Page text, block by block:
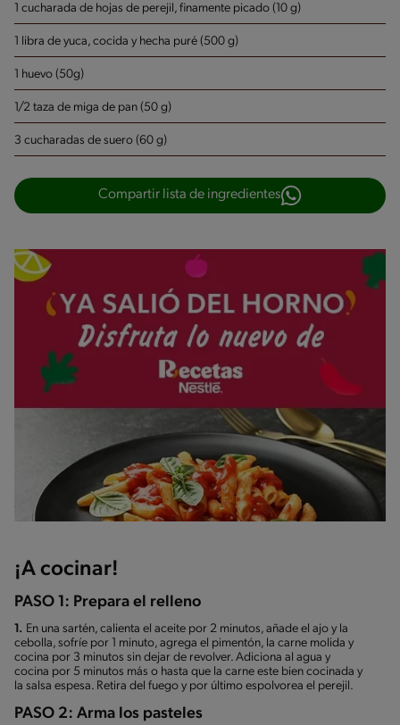
1 cucharada de hojas de perejil, finamente picado (10 g)
1 libra de yuca, cocida y hecha puré (500 g)
1 huevo (50g)
1/2 taza de miga de pan (50 g)
3 cucharadas de suero (60 g)
Compartir lista de ingredientes
¡A cocinar!
PASO 1: Prepara el relleno
1. En una sartén, calienta el aceite por 2 minutos, añade el ajo y la
cebolla, sofríe por 1 minuto, agrega el pimentón, la carne molida y
cocina por 3 minutos sin dejar de revolver. Adiciona al agua y
cocina por 5 minutos más o hasta que la carne este bien cocinada y
la salsa espesa. Retira del fuego y por último espolvorea el perejil.
PASO 2: Arma los pasteles